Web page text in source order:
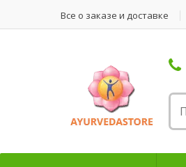
Все о заказе и доставке